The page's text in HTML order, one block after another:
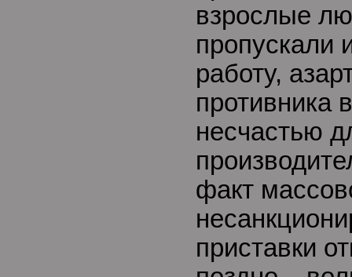
взрослые
пропускали
работу,
противника
несчастью
факт
приставки